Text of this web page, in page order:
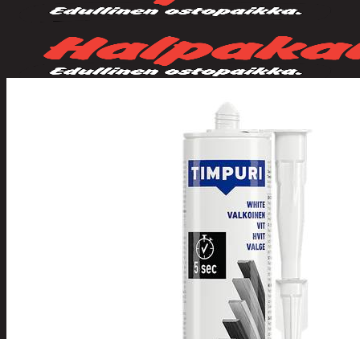
Poistotuotteet
Kausituotteet
Joulu
Joulu- ja kausivalot
Eläimet ja
tontut